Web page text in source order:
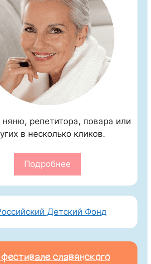
репетитора, повара или
в несколько кликов.
Подробнее
славянского